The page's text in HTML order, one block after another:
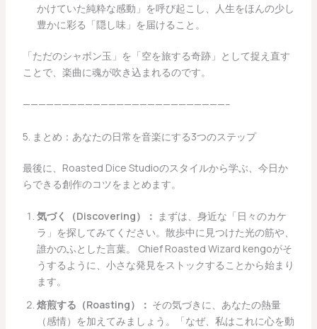
かけていた純粋な感動」を呼び起こし、人生をほんの少し
豊かに彩る「隠し味」を届けること。
「ただのシャボン玉」を「空を旅する奇跡」として捉え直す
ことで、楽曲に魂が吹き込まれるのです。
——————————————————————————–
5. まとめ：あなたの日常を音楽にする3つのステップ
最後に、Roasted Dice Studioのスタイルから学ぶ、今日か
らできる創作のコツをまとめます。
気づく（Discovering）： まずは、身近な「日々のカケ
ラ」を探してみてください。散歩中に見つけた光の筋や、
誰かのふとした言葉。 Chief Roasted Wizard kengoがそ
うするように、小さな発見をストックすることから始まり
ます。
焙煎する（Roasting）： その気づきに、あなたの熱量
（感情）を加えてみましょう。「なぜ、私はこれに心を動